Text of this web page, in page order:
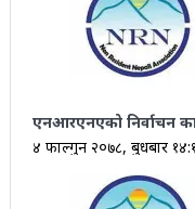
एनआरएनएको निर्वाचन
४ फाल्गुन २०७८, बुधबार